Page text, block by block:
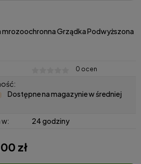
mrozoochronna Grządka Podwyższona
0 ocen
Dostępne na magazynie w średniej
w:
24 godziny
zł